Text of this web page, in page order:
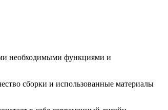
необходимыми функциями и
сборки и использованные материалы